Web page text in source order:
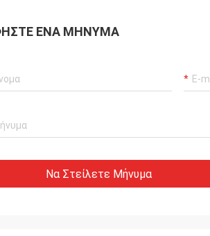
ΈΝΑ ΜΉΝΥΜΑ
Να Στείλετε Μήνυμα